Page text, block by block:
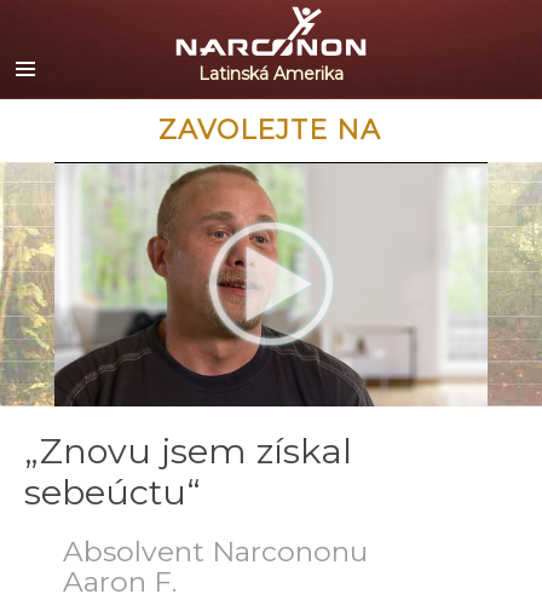
Español
English
Portuguès
Italiano
Deutsch
Čeština
Všechny oblasti/Jazyky
ZAVOLEJTE NA
„Znovu jsem získal
sebeúctu“
Absolvent Narcononu
Aaron F.